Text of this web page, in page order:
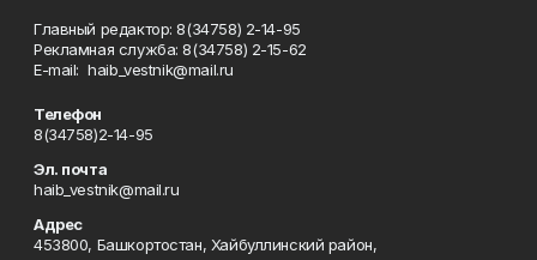
Главный редактор: 8(34758) 2-14-95
Рекламная служба: 8(34758) 2-15-62
Е-mаil: haib_vestnik@mail.ru
Телефон
8(34758)2-14-95
Эл. почта
haib_vestnik@mail.ru
Адрес
453800, Башкортостан, Хайбуллинский район,